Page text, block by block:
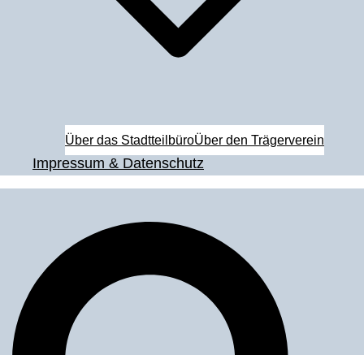
Über das StadtteilbüroÜber den Trägerverein
Impressum & Datenschutz